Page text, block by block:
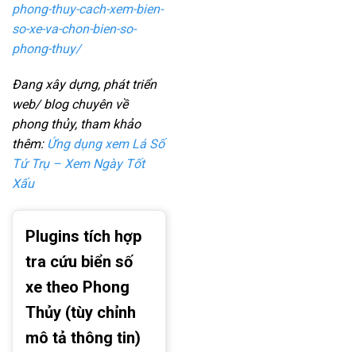
phong-thuy-cach-xem-bien-
so-xe-va-chon-bien-so-
phong-thuy/
Đang xây dựng, phát triển
web/ blog chuyên về
phong thủy, tham khảo
thêm: Ứng dụng xem Lá Số
Tứ Trụ – Xem Ngày Tốt
Xấu
Plugins tích hợp
tra cứu biển số
xe theo Phong
Thủy (tùy chỉnh
mô tả thông tin)